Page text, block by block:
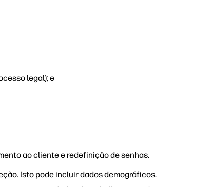
legal); e
ao cliente e redefinição de senhas.
Isto pode incluir dados demográficos.